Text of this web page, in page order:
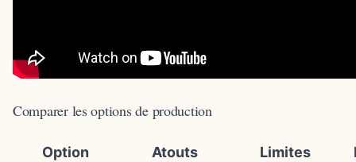
Comparer les options de production
Option Atouts Limites